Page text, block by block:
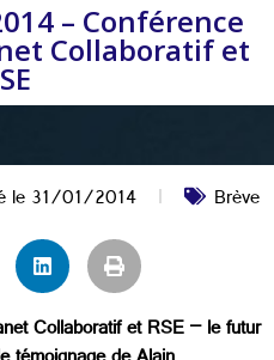
– Conférence
Collaboratif et
le31/01/2014 Brève
Collaboratif et RSE – le futur